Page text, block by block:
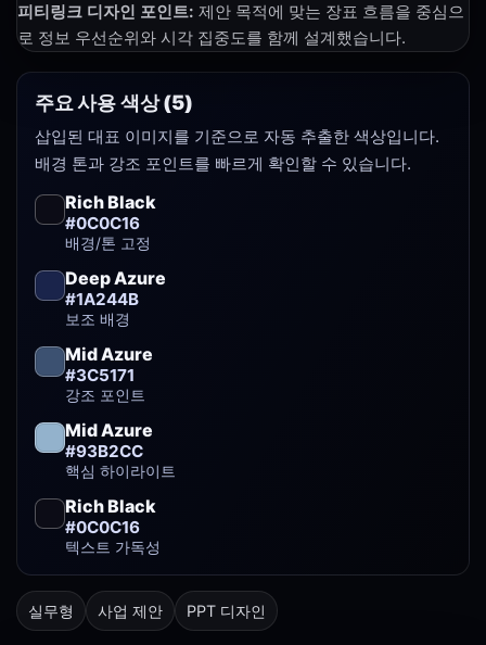
피티링크 디자인 포인트: 제안 목적에 맞는 장표 흐름을 중심으
로 정보 우선순위와 시각 집중도를 함께 설계했습니다.
주요 사용 색상 (5)
삽입된 대표 이미지를 기준으로 자동 추출한 색상입니다.
배경 톤과 강조 포인트를 빠르게 확인할 수 있습니다.
Rich Black
#0C0C16
배경/톤 고정
Deep Azure
#1A244B
보조 배경
Mid Azure
#3C5171
강조 포인트
Mid Azure
#93B2CC
핵심 하이라이트
Rich Black
#0C0C16
텍스트 가독성
실무형 사업 제안 PPT 디자인